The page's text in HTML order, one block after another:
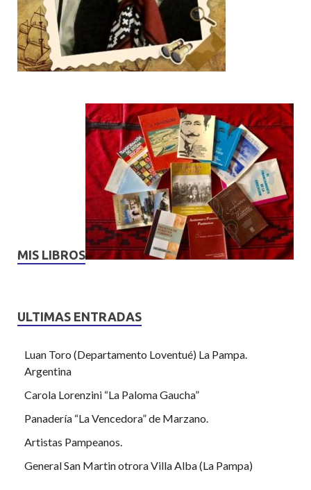
MIS LIBROS
ULTIMAS ENTRADAS
Luan Toro (Departamento Loventué) La Pampa.
Argentina
Carola Lorenzini “La Paloma Gaucha”
Panadería “La Vencedora” de Marzano.
Artistas Pampeanos.
General San Martin otrora Villa Alba (La Pampa)